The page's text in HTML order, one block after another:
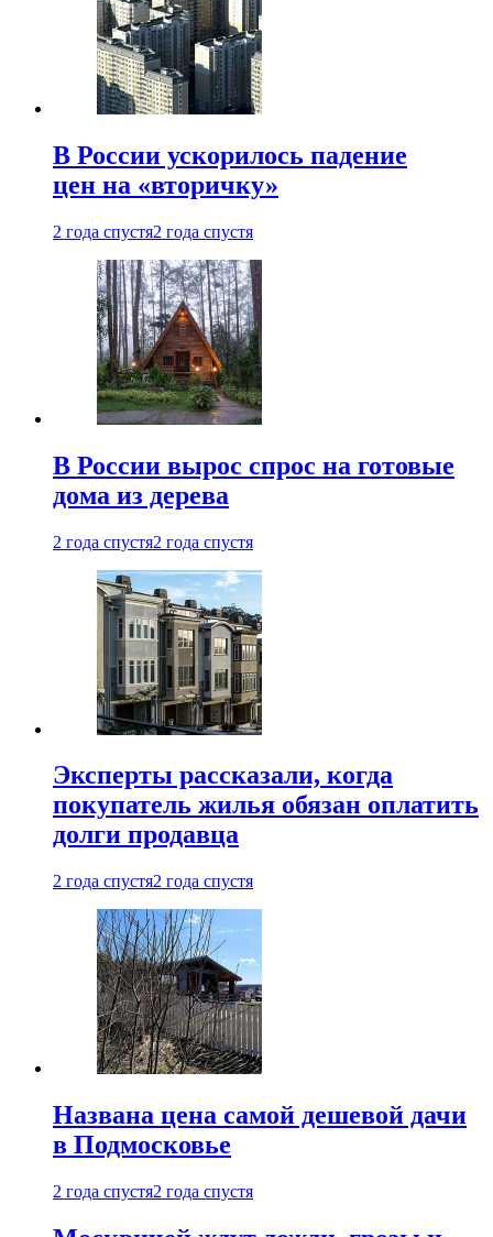
В России ускорилось падение
цен на «вторичку»
2 года спустя2 года спустя
В России вырос спрос на готовые
дома из дерева
2 года спустя2 года спустя
Эксперты рассказали, когда
покупатель жилья обязан оплатить
долги продавца
2 года спустя2 года спустя
Названа цена самой дешевой дачи
в Подмосковье
2 года спустя2 года спустя